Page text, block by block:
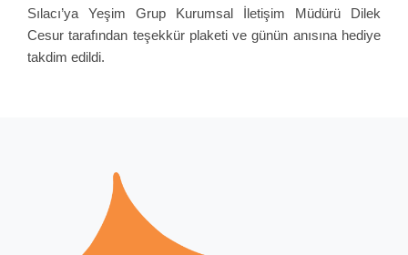
Sılacı’ya Yeşim Grup Kurumsal İletişim Müdürü Dilek
Cesur tarafından teşekkür plaketi ve günün anısına hediye
takdim edildi.